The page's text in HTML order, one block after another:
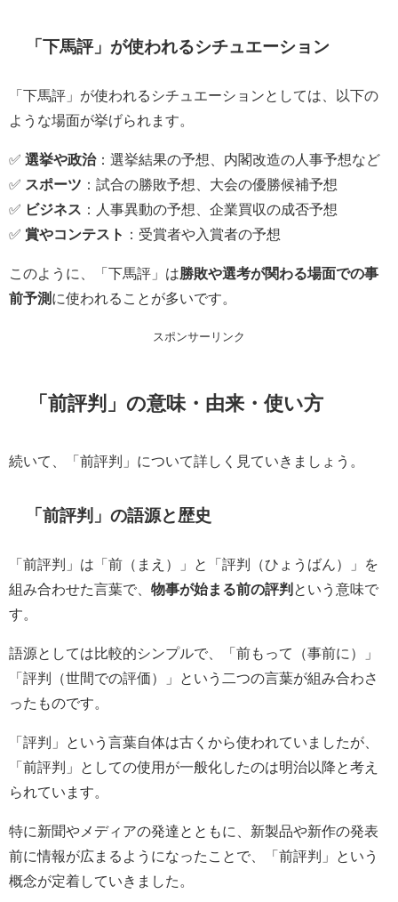
「下馬評」が使われるシチュエーション
「下馬評」が使われるシチュエーションとしては、以下の
ような場面が挙げられます。
✅ 選挙や政治：選挙結果の予想、内閣改造の人事予想など
✅ スポーツ ：試合の勝敗予想、大会の優勝候補予想
✅ ビジネス ：人事異動の予想、企業買収の成否予想
✅ 賞やコンテスト ：受賞者や入賞者の予想
このように、「下馬評」は 勝敗や選考が関わる場面での事
前予測 に使われることが多いです。
スポンサーリンク
「前評判」の意味・由来・使い方
続いて、「前評判」について詳しく見ていきましょう。
「前評判」の語源と歴史
「前評判」は「前（まえ）」と「評判（ひょうばん）」を
組み合わせた言葉で、 物事が始まる前の評判 という意味で
す。
語源としては比較的シンプルで、「前もって（事前に）」
「評判（世間での評価）」という二つの言葉が組み合わさ
ったものです。
「評判」という言葉自体は古くから使われていましたが、
「前評判」としての使用が一般化したのは明治以降と考え
られています。
特に新聞やメディアの発達とともに、新製品や新作の発表
前に情報が広まるようになったことで、「前評判」という
概念が定着していきました。